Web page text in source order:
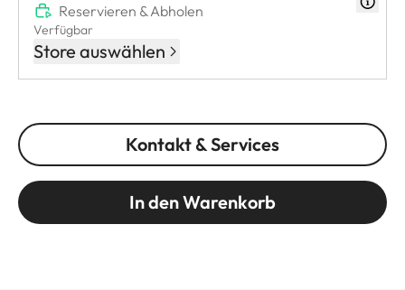
Reservieren & Abholen
Verfügbar
Store auswählen
Kontakt & Services
In den Warenkorb